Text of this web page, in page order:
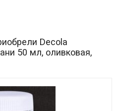
Decola
50 мл, оливковая,